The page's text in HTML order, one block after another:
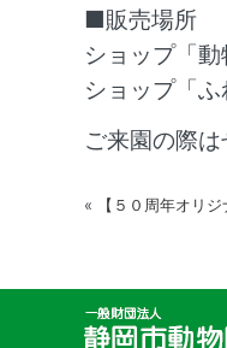
■販売場所
ショップ「動
ショップ「ふ
ご来園の際
« 【５０周年オリ